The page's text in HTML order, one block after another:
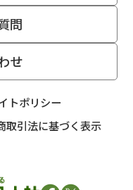
問
せ
トポリシー
取引法に基づく表示